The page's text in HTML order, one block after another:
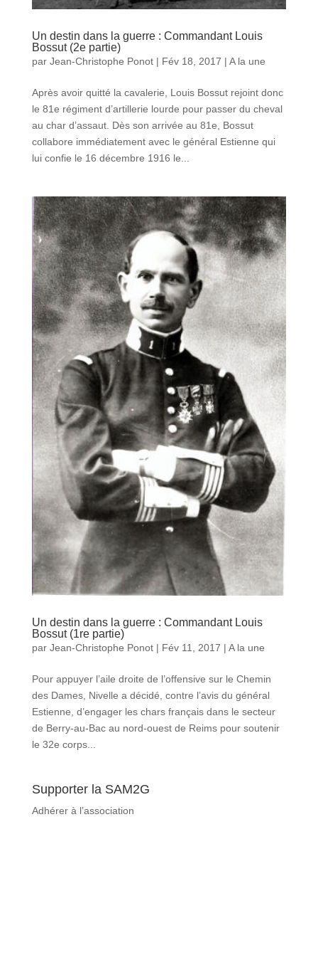
Un destin dans la guerre : Commandant Louis
Bossut (2e partie)
par Jean-Christophe Ponot| Fév 18, 2017 | A la une
Après avoir quitté la cavalerie, Louis Bossut rejoint donc
le 81e régiment d’artillerie lourde pour passer du cheval
au char d’assaut. Dès son arrivée au 81e, Bossut
collabore immédiatement avec le général Estienne qui
lui confie le 16 décembre 1916 le...
Un destin dans la guerre : Commandant Louis
Bossut (1re partie)
par Jean-Christophe Ponot| Fév 11, 2017 | A la une
Pour appuyer l’aile droite de l’offensive sur le Chemin
des Dames, Nivelle a décidé, contre l’avis du général
Estienne, d’engager les chars français dans le secteur
de Berry-au-Bac au nord-ouest de Reims pour soutenir
le 32e corps...
Supporter la SAM2G
Adhérer à l’association